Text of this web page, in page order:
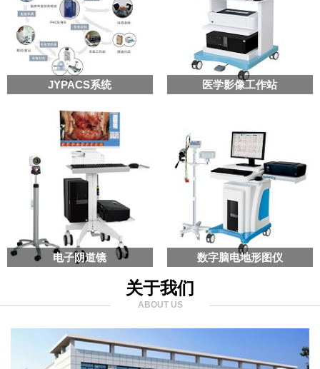
JYPACS系统 医学影像工作站
电子阴道镜 数字脑电地形图仪
关于我们
ABOUT US